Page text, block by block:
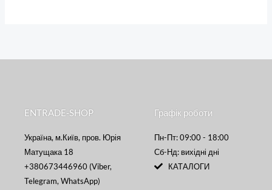
ENTRADE-SHOP
Україна, м.Київ, пров. Юрія
Матущака 18
+380673446960 (Viber,
Telegram, WhatsApp)
Графік роботи
Пн-Пт: 09:00 - 18:00
Сб-Нд: вихідні дні
КАТАЛОГИ